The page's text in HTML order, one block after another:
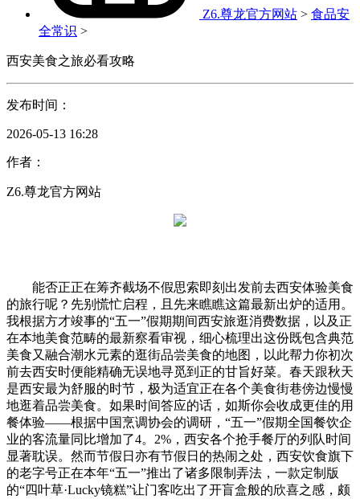
Z6.尊龙官方网站 > 食品安
全常识 >
西安美食之旅必看攻略
发布时间：
2026-05-13 16:28
作者：
Z6.尊龙官方网站
能否正正在筹齐截场不假思索即刻出发前去西安体验美食
的旅行呢？先别慌忙启程，且先来瞧瞧这篇最新出炉的适用。
我根据方才竣事的“五一”假期期间西安旅逛消费数据，以及正
在本地美食范畴的最新察看审视，细心梳理出这份既包含典范
美食又融合潮水元素的逛街品尝美食的地图，以此帮力你初次
前去西安时便能精确无误地寻觅到正的甘旨好菜。春天跟秋天
是西安最为舒服的时节，极为适宜正在各个美食街巷傍边慢慢
地逛着品尝美食。如果时间答应的话，如斯你会收成更佳的用
餐体验——根据中国烹调协会的调研，“五一”假期全国餐饮企
业的客流量同比增加了4。2%，西安各个抢手餐厅的列队时间
显著耽误。然而节假日亦有节假日的热闹之处，西安饮食旗下
的老字号正在本年“五一”推出了诸多限制弄法，一款定制版
的“四叶草·Lucky镜糕”让门客吃出了开盲盒般的欣喜之感，颇